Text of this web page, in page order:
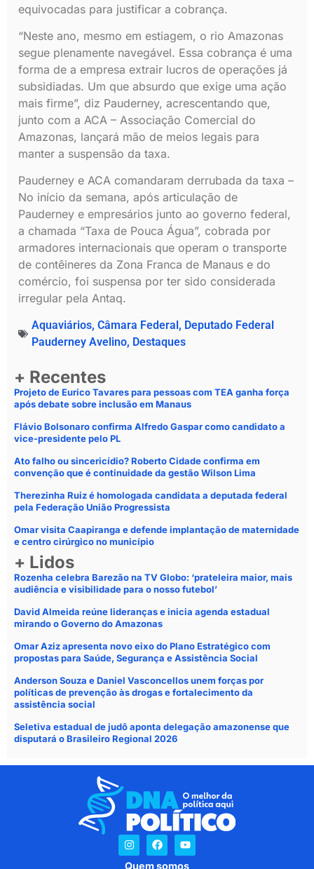
equivocadas para justificar a cobrança.
“Neste ano, mesmo em estiagem, o rio Amazonas
segue plenamente navegável. Essa cobrança é uma
forma de a empresa extrair lucros de operações já
subsidiadas. Um que absurdo que exige uma ação
mais firme”, diz Pauderney, acrescentando que,
junto com a ACA – Associação Comercial do
Amazonas, lançará mão de meios legais para
manter a suspensão da taxa.
Pauderney e ACA comandaram derrubada da taxa –
No início da semana, após articulação de
Pauderney e empresários junto ao governo federal,
a chamada “Taxa de Pouca Água”, cobrada por
armadores internacionais que operam o transporte
de contêineres da Zona Franca de Manaus e do
comércio, foi suspensa por ter sido considerada
irregular pela Antaq.
Aquaviários, Câmara Federal, Deputado Federal
Pauderney Avelino, Destaques
+ Recentes
Projeto de Eurico Tavares para pessoas com TEA ganha força
após debate sobre inclusão em Manaus
Flávio Bolsonaro confirma Alfredo Gaspar como candidato a
vice-presidente pelo PL
Ato falho ou sincericídio? Roberto Cidade confirma em
convenção que é continuidade da gestão Wilson Lima
Therezinha Ruiz é homologada candidata a deputada federal
pela Federação União Progressista
Omar visita Caapiranga e defende implantação de maternidade
e centro cirúrgico no município
+ Lidos
Rozenha celebra Barezão na TV Globo: ‘prateleira maior, mais
audiência e visibilidade para o nosso futebol’
David Almeida reúne lideranças e inicia agenda estadual
mirando o Governo do Amazonas
Omar Aziz apresenta novo eixo do Plano Estratégico com
propostas para Saúde, Segurança e Assistência Social
Anderson Souza e Daniel Vasconcellos unem forças por
políticas de prevenção às drogas e fortalecimento da
assistência social
Seletiva estadual de judô aponta delegação amazonense que
disputará o Brasileiro Regional 2026
Quem somos